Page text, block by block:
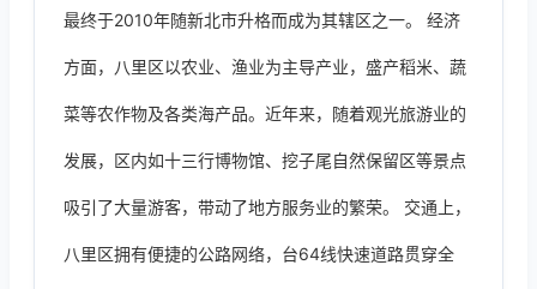
最终于2010年随新北市升格而成为其辖区之一。 经济
方面，八里区以农业、渔业为主导产业，盛产稻米、蔬
菜等农作物及各类海产品。近年来，随着观光旅游业的
发展，区内如十三行博物馆、挖子尾自然保留区等景点
吸引了大量游客，带动了地方服务业的繁荣。 交通上，
八里区拥有便捷的公路网络，台64线快速道路贯穿全